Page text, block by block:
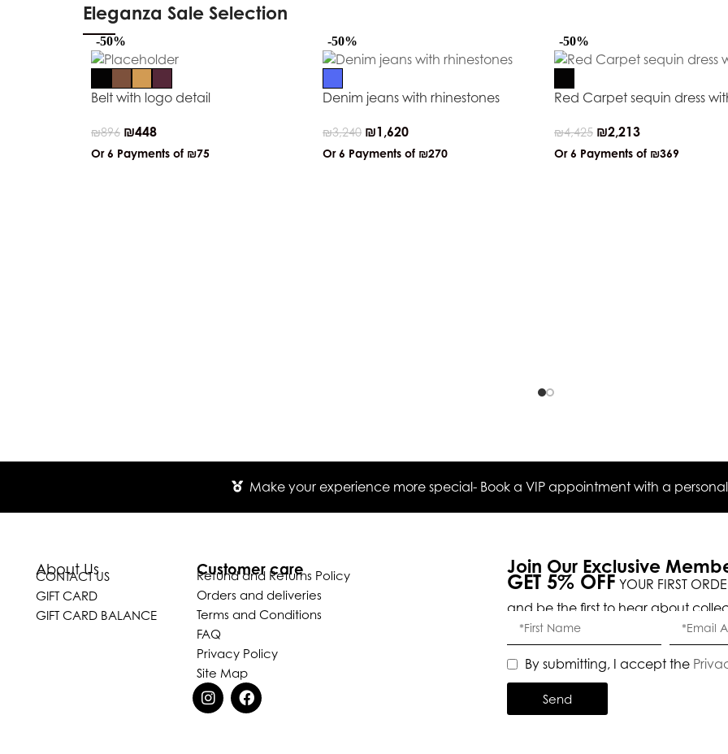
Eleganza Sale Selection
-50%
Belt with logo detail
₪896 ₪448
Or 6 Payments of ₪75
-50%
Denim jeans with rhinestones
₪3,240 ₪1,620
Or 6 Payments of ₪270
-50%
Red Carpet sequin dress
₪4,425 ₪2,213
Or 6 Payments of ₪369
Make your experience more special- Book a VIP appointment with a personal
About Us
CONTACT US
GIFT CARD
GIFT CARD BALANCE
Customer care
Refund and Returns Policy
Orders and deliveries
Terms and Conditions
FAQ
Privacy Policy
Site Map
Join Our Exclusive
GET 5% OFF YOUR FIRST
and be the first to hear about
By submitting, I accept the
Send